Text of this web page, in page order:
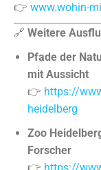
👉 www.wohin-
🔗 Weitere
Pfade der
mit Aussicht
👉 https://
heidelberg
Zoo
Forscher